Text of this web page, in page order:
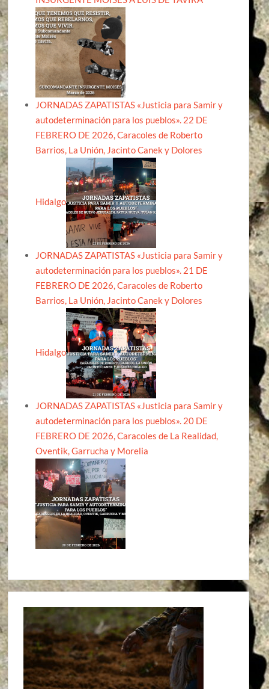
JORNADAS ZAPATISTAS «Justicia para Samir y
autodeterminación para los pueblos». 22 DE
FEBRERO DE 2026, Caracoles de Roberto
Barrios, La Unión, Jacinto Canek y Dolores
Hidalgo
JORNADAS ZAPATISTAS «Justicia para Samir y
autodeterminación para los pueblos». 21 DE
FEBRERO DE 2026, Caracoles de Roberto
Barrios, La Unión, Jacinto Canek y Dolores
Hidalgo
JORNADAS ZAPATISTAS «Justicia para Samir y
autodeterminación para los pueblos». 20 DE
FEBRERO DE 2026, Caracoles de La Realidad,
Oventik, Garrucha y Morelia